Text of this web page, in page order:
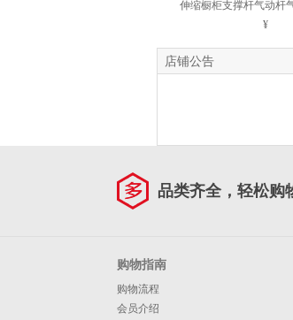
伸缩橱柜支撑杆气动杆
翻门 10kg 银
¥
店铺公告
品类齐全，轻松购
购物指南
购物流程
会员介绍